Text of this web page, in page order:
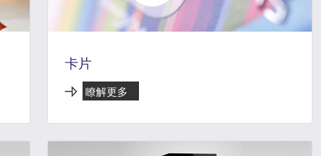
卡片
瞭解更多